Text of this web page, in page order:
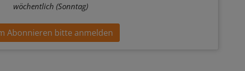
wöchentlich (Sonntag)
Abonnieren bitte anmelden